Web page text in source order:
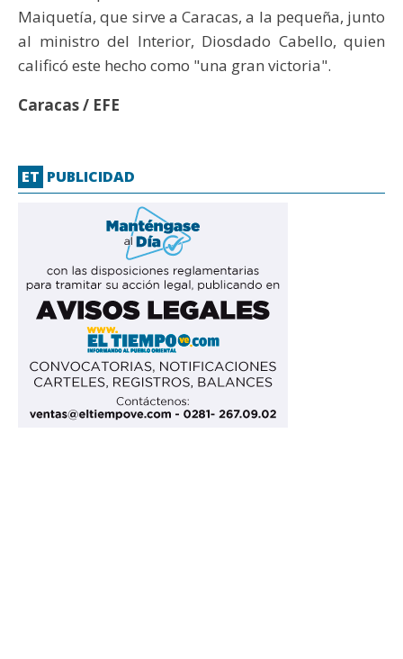
Maiquetía, que sirve a Caracas, a la pequeña, junto
al ministro del Interior, Diosdado Cabello, quien
calificó este hecho como "una gran victoria".
Caracas / EFE
ET PUBLICIDAD